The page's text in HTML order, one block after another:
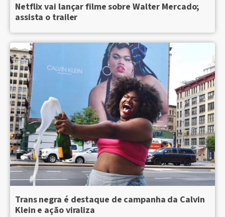
Netflix vai lançar filme sobre Walter Mercado;
assista o trailer
Trans negra é destaque de campanha da Calvin
Klein e ação viraliza